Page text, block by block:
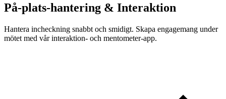
På-plats-hantering & Interaktion
Hantera incheckning snabbt och smidigt. Skapa engagemang under
mötet med vår interaktion- och mentometer-app.